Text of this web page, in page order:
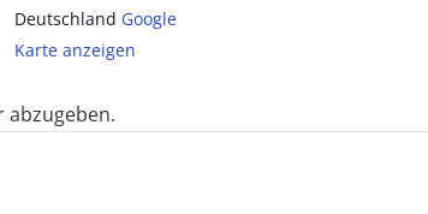
Deutschland Google
Karte anzeigen
abzugeben.